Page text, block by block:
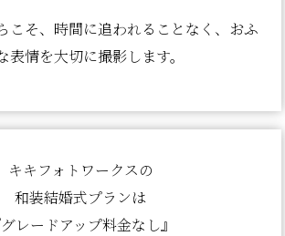
こそ、時間に追われることなく、おふ
表情を大切に撮影します。
キキフォトワークスの
和装結婚式プランは
グレードアップ料金なし』